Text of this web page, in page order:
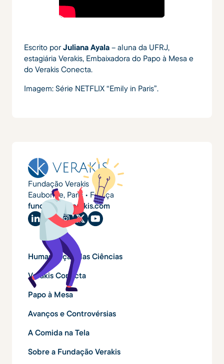
Escrito porJuliana Ayala – aluna da UFRJ,
estagiária Verakis, Embaixadora do Papo à Mesa e
do Verakis Conecta.
Imagem: Série NETFLIX “Emily in Paris”.
Fundação Verakis
Eaubonne, Paris • França
fundacao@verakis.com
Humanização das Ciências
Verakis Conecta
Papo à Mesa
Avanços e Controvérsias
A Comida na Tela
Sobre a Fundação Verakis